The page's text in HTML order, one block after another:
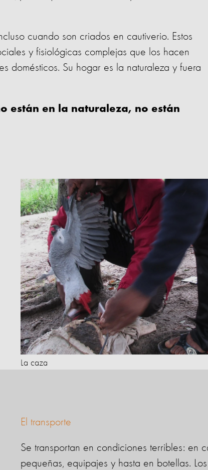
cuando son criados en cautiverio. Estos
y fisiológicas complejas que los hacen
domésticos. Su hogar es la naturaleza y fuera
están en la naturaleza, no están
La caza
El transporte
Se transportan en condiciones terribles: en
pequeñas, equipajes y hasta en botellas.